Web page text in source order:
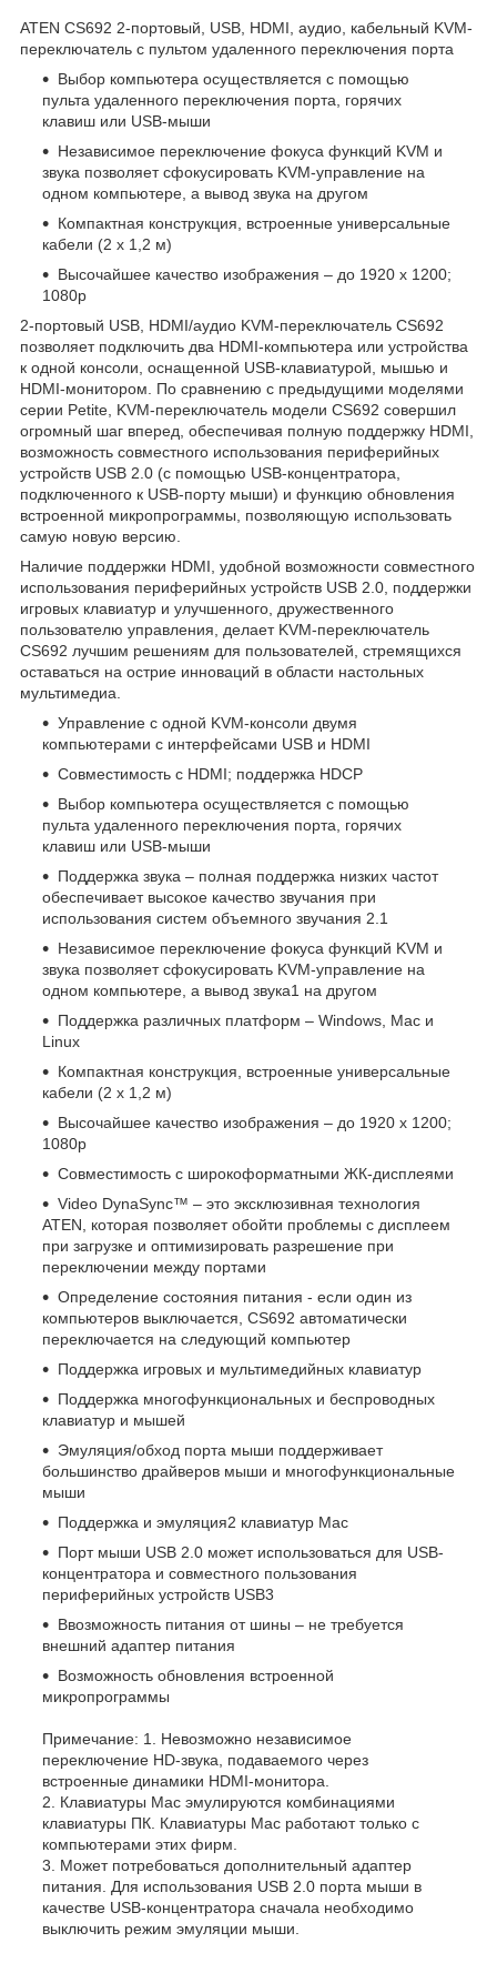
ATEN CS692 2-портовый, USB, HDMI, аудио, кабельный KVM-
переключатель с пультом удаленного переключения порта
Выбор компьютера осуществляется с помощью
пульта удаленного переключения порта, горячих
клавиш или USB-мыши
Независимое переключение фокуса функций KVM и
звука позволяет сфокусировать KVM-управление на
одном компьютере, а вывод звука на другом
Компактная конструкция, встроенные универсальные
кабели (2 х 1,2 м)
Высочайшее качество изображения – до 1920 x 1200;
1080p
2-портовый USB, HDMI/аудио KVM-переключатель CS692
позволяет подключить два HDMI-компьютера или устройства
к одной консоли, оснащенной USB-клавиатурой, мышью и
HDMI-монитором. По сравнению с предыдущими моделями
серии Petite, KVM-переключатель модели CS692 совершил
огромный шаг вперед, обеспечивая полную поддержку HDMI,
возможность совместного использования периферийных
устройств USB 2.0 (с помощью USB-концентратора,
подключенного к USB-порту мыши) и функцию обновления
встроенной микропрограммы, позволяющую использовать
самую новую версию.
Наличие поддержки HDMI, удобной возможности совместного
использования периферийных устройств USB 2.0, поддержки
игровых клавиатур и улучшенного, дружественного
пользователю управления, делает KVM-переключатель
CS692 лучшим решениям для пользователей, стремящихся
оставаться на острие инноваций в области настольных
мультимедиа.
Управление с одной KVM-консоли двумя
компьютерами с интерфейсами USB и HDMI
Совместимость с HDMI; поддержка HDCP
Выбор компьютера осуществляется с помощью
пульта удаленного переключения порта, горячих
клавиш или USB-мыши
Поддержка звука – полная поддержка низких частот
обеспечивает высокое качество звучания при
использования систем объемного звучания 2.1
Независимое переключение фокуса функций KVM и
звука позволяет сфокусировать KVM-управление на
одном компьютере, а вывод звука1 на другом
Поддержка различных платформ – Windows, Mac и
Linux
Компактная конструкция, встроенные универсальные
кабели (2 х 1,2 м)
Высочайшее качество изображения – до 1920 x 1200;
1080p
Совместимость с широкоформатными ЖК-дисплеями
Video DynaSync™ – это эксклюзивная технология
ATEN, которая позволяет обойти проблемы с дисплеем
при загрузке и оптимизировать разрешение при
переключении между портами
Определение состояния питания - если один из
компьютеров выключается, CS692 автоматически
переключается на следующий компьютер
Поддержка игровых и мультимедийных клавиатур
Поддержка многофункциональных и беспроводных
клавиатур и мышей
Эмуляция/обход порта мыши поддерживает
большинство драйверов мыши и многофункциональные
мыши
Поддержка и эмуляция2 клавиатур Mac
Порт мыши USB 2.0 может использоваться для USB-
концентратора и совместного пользования
периферийных устройств USB3
Ввозможность питания от шины – не требуется
внешний адаптер питания
Возможность обновления встроенной
микропрограммы
Примечание: 1. Невозможно независимое
переключение HD-звука, подаваемого через
встроенные динамики HDMI-монитора.
2. Клавиатуры Mac эмулируются комбинациями
клавиатуры ПК. Клавиатуры Mac работают только с
компьютерами этих фирм.
3. Может потребоваться дополнительный адаптер
питания. Для использования USB 2.0 порта мыши в
качестве USB-концентратора сначала необходимо
выключить режим эмуляции мыши.